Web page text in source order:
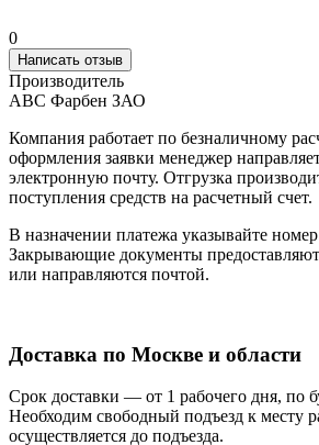
0
Написать отзыв
Производитель
АВС Фарбен ЗАО
Компания работает по безналичному
оформления заявки менеджер
электронную почту. Отгрузка
поступления средств на расчетный счет.
В назначении платежа указывайте номер
Закрывающие документы
или направляются почтой.
Доставка по Москве и области
Срок доставки — от 1 рабочего дня, по
Необходим свободный подъезд к месту
осуществляется до подъезда.